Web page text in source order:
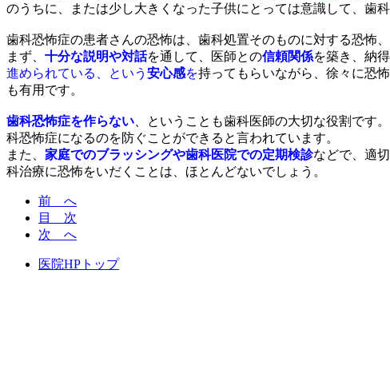
のうちに、または少し大きくなった子供にとっては意識して、歯
歯科恐怖症の患者さんの恐怖は、歯科処置そのものに対する恐怖
まず、 十分な説明や対話を通して、医師との信頼関係を築き、納
進められている、という 安心感を持ってもらいながら、徐々に恐
も有用です。
歯科恐怖症を作らない 、ということも歯科医師の大切な役割です
科恐怖症になるのを防ぐことができると言われています。
また、 家庭でのブラッシングや歯科医院での定期検診などで、適
科治療に恐怖をいだくことは、ほとんどないでしょう。
前 へ
目 次
次 へ
医院HPトップ